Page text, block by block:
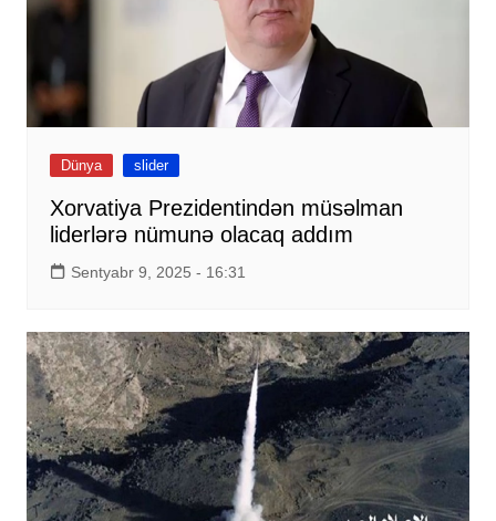
Dünya slider
Xorvatiya Prezidentindən müsəlman
liderlərə nümunə olacaq addım
Sentyabr 9, 2025 - 16:31